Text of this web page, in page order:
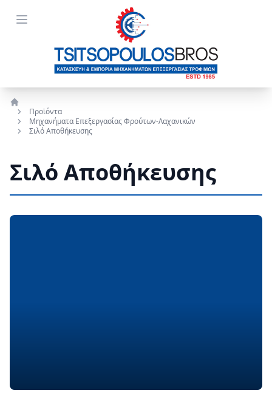
Open menu
ΑρχικήΠροϊόντα
Μηχανήματα Επεξεργασίας Φρούτων-Λαχανικών
Σιλό Αποθήκευσης
Σιλό Αποθήκευσης